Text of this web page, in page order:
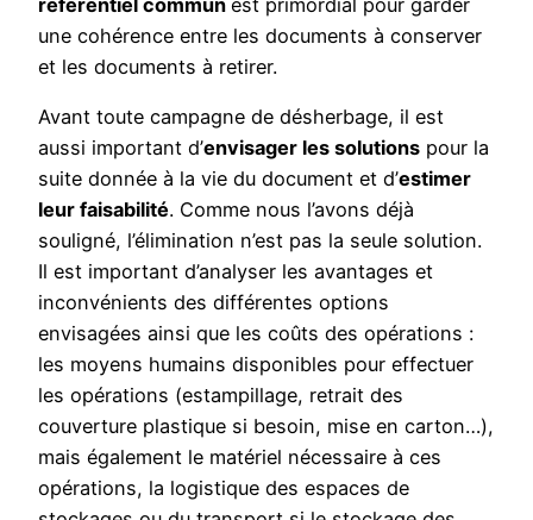
une cohérence entre les documents à conserver
et les documents à retirer.
Avant toute campagne de désherbage, il est
aussi important d’envisager les solutions pour la
suite donnée à la vie du document et d’estimer
leur faisabilité. Comme nous l’avons déjà
souligné, l’élimination n’est pas la seule solution.
Il est important d’analyser les avantages et
inconvénients des différentes options
envisagées ainsi que les coûts des opérations :
les moyens humains disponibles pour effectuer
les opérations (estampillage, retrait des
couverture plastique si besoin, mise en carton…),
mais également le matériel nécessaire à ces
opérations, la logistique des espaces de